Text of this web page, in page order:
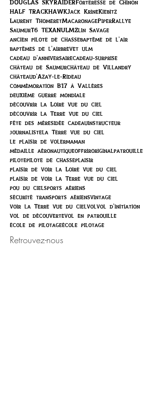
HALF TRACKHAWKJack KrineKiebitz
Laurent ThomeretMacaronagePiperRallye
SaumurT6 TEXANULMZlin Savage
ancien pilote de chassebaptême de l'air
baptêmes de l'airbrevet ulm
cadeau d'anniversairecadeau-surprise
château de Saumurchâteau de Villandry
châteaud'Azay-le-Rideau
commémoration B17 à Vallères
deuxième guerre mondiale
découvrir la Loire vue du ciel
découvrir la Terre vue du ciel
fête des mèresidée cadeauinstructeur
journalistela Terre vue du ciel
le plaisir de volermaman
médaille aéronautiqueoffriroriginalpatrouille
pilotepilote de chasseplaisir
plaisir de voir la Loire vue du ciel
plaisir de voir la Terre vue du ciel
pou du cielsports aériens
sécurité transports aériensvintage
voir la Terre vue du cielvolvol d'initiation
vol de découvertevol en patrouille
école de pilotageécole pilotage
Retrouvez-nous